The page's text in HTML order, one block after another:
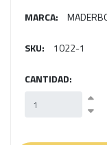
MARCA:
SKU: 1022-1
CANTIDAD: